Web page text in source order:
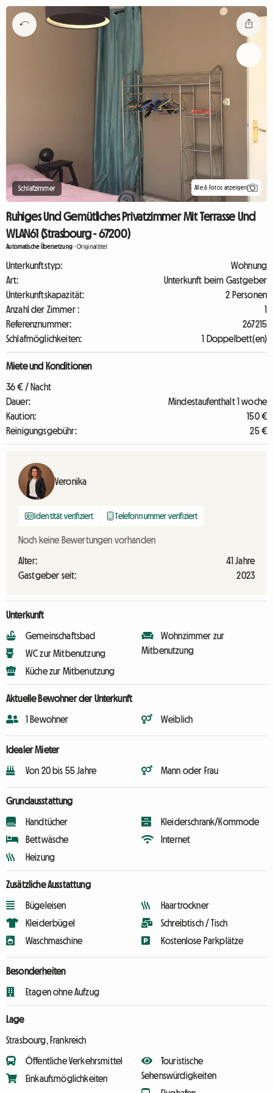
Schlafzimmer Alle 6 Fotos anzeigen
Ruhiges Und Gemütliches Privatzimmer Mit Terrasse Und
WLAN61 (Strasbourg - 67200)
Automatische Übersetzung -Originaltitel
Unterkunftstyp:
Wohnung
Art:
Unterkunft beim Gastgeber
Unterkunftskapazität:
2 Personen
Anzahl der Zimmer :
1
Referenznummer:
267215
Schlafmöglichkeiten:
1 Doppelbett(en)
Miete und Konditionen
36 € / Nacht
Dauer:
Mindestaufenthalt 1 woche
Kaution:
150 €
Reinigungsgebühr:
25 €
Veronika
Identität verifiziert Telefonnummer verifiziert
Noch keine Bewertungen vorhanden
Alter:
41 Jahre
Gastgeber seit:
2023
Unterkunft
Gemeinschaftsbad
WC zur Mitbenutzung
Küche zur Mitbenutzung
Wohnzimmer zur
Mitbenutzung
Aktuelle Bewohner der Unterkunft
1 Bewohner Weiblich
Idealer Mieter
Von 20 bis 55 Jahre Mann oder Frau
Grundausstattung
Handtücher
Bettwäsche
Heizung
Kleiderschrank/Kommode
Internet
Zusätzliche Ausstattung
Bügeleisen
Kleiderbügel
Waschmaschine
Haartrockner
Schreibtisch / Tisch
Kostenlose Parkplätze
Besonderheiten
Etagen ohne Aufzug
Lage
Strasbourg, Frankreich
Öffentliche Verkehrsmittel
Einkaufsmöglichkeiten
Touristische
Sehenswürdigkeiten